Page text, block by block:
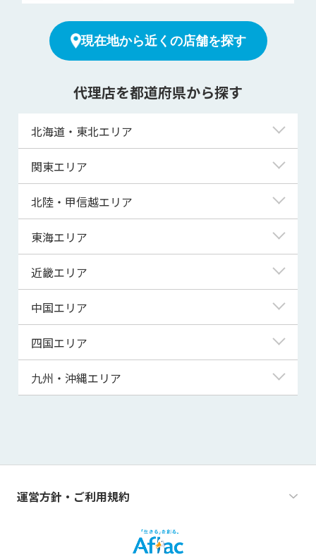
現在地から近くの店舗を探す
代理店を都道府県から探す
北海道・東北エリア
北海道
青森県
宮城県
秋田県
山形県
関東エリア
東京都
神奈川県
埼玉県
千葉県
茨城県
群馬県
北陸・甲信越エリア
新潟県
富山県
福井県
山梨県
長野県
東海エリア
岐阜県
静岡県
三重県
近畿エリア
滋賀県
京都府
大阪府
兵庫県
和歌山県
中国エリア
鳥取県
島根県
山口県
四国エリア
徳島県
高知県
九州・沖縄エリア
熊本県
運営方針・ご利用規約